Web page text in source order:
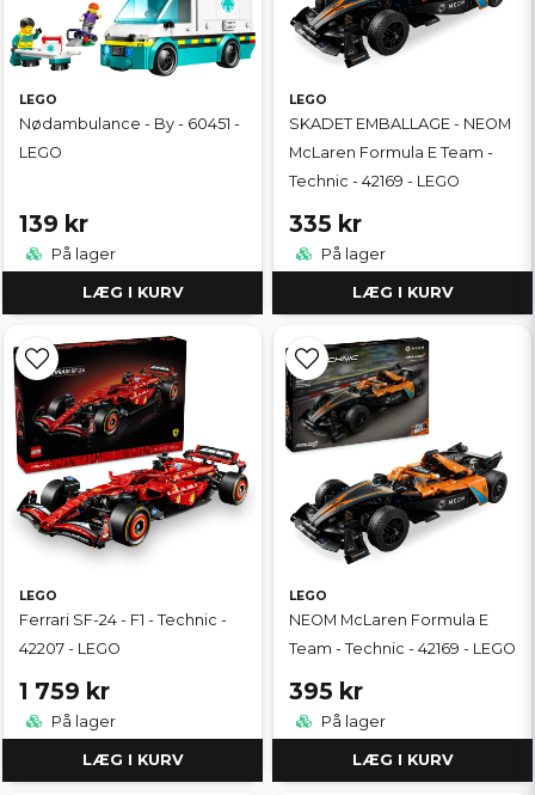
LEGO
Nødambulance - By - 60451 -
LEGO
139 kr
På lager
LÆG I KURV
LEGO
SKADET EMBALLAGE - NEOM
McLaren Formula E Team -
Technic - 42169 - LEGO
335 kr
På lager
LÆG I KURV
LEGO
Ferrari SF-24 - F1 - Technic -
42207 - LEGO
1 759 kr
På lager
LÆG I KURV
LEGO
NEOM McLaren Formula E
Team - Technic - 42169 - LEGO
395 kr
På lager
LÆG I KURV